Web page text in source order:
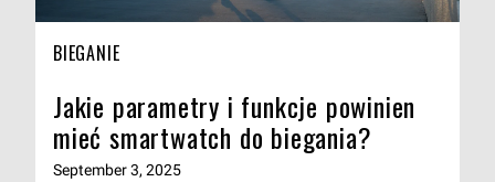
BIEGANIE
Jakie parametry i funkcje powinien
mieć smartwatch do biegania?
September 3, 2025